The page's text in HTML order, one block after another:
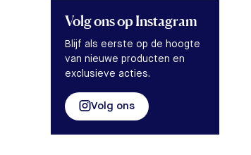
Volg onsop Instagram
Blijf als eerste op de hoogte
van nieuwe producten en
exclusieve acties.
Volg ons